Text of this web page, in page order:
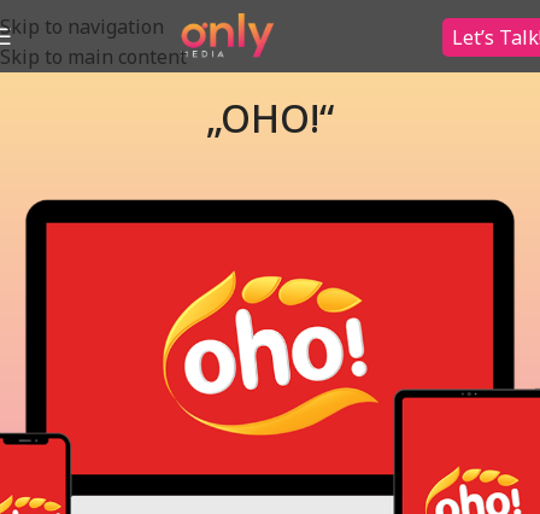
Skip to navigation
Skip to main content
Let’s
„OHO!“